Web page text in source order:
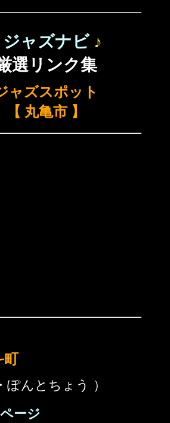
ジャズナビ♪
選リンク集
ャズスポット
【 丸亀市 】
町
ぽんとちょう ）
ージ